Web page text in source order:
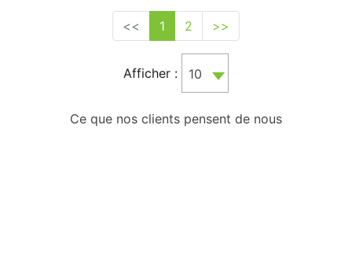
<< 1 2 >>
Afficher : 10
Ce que nos clients pensent de nous